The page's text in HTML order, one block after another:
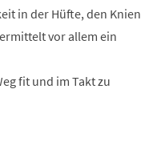
in der Hüfte, den Knien
vor allem ein
fit und im Takt zu